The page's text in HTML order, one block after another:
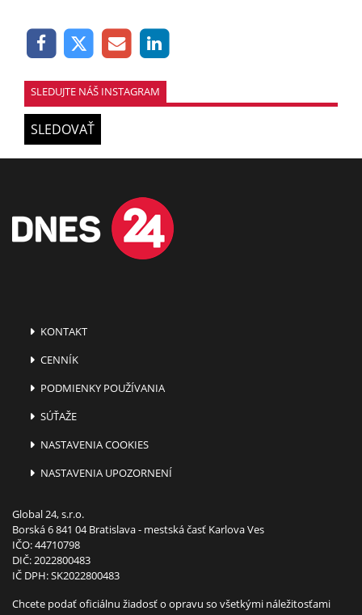
SLEDUJTE NÁŠ INSTAGRAM
SLEDOVAŤ
KONTAKT
CENNÍK
PODMIENKY POUŽÍVANIA
SÚŤAŽE
NASTAVENIA COOKIES
NASTAVENIA UPOZORNENÍ
Global 24, s.r.o.
Borská 6 841 04 Bratislava - mestská časť Karlova Ves
IČO: 44710798
DIČ: 2022800483
IČ DPH: SK2022800483
Chcete podať oficiálnu žiadosť o opravu so všetkými náležitosťami